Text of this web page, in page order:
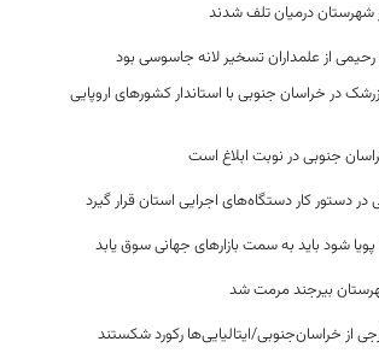
درمیان تلف شدند
از علمداران تسخیر لانه جاسوسی بود
در خراسان جنوبی با استاندار کشورهای اروپایی
جنوبی در نوبت ابلاغ است
دستور کار دستگاه‌های اجرایی استان قرار گیرد
شود باید به سمت بازارهای جهانی سوق یابد
بیرجند مرمت شد